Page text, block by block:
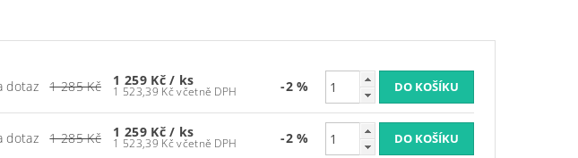
dotaz 1 285 Kč 1 259 Kč/ ks
1 523,39 Kč včetně DPH -2 %
dotaz 1 285 Kč 1 259 Kč/ ks
1 523,39 Kč včetně DPH -2 %